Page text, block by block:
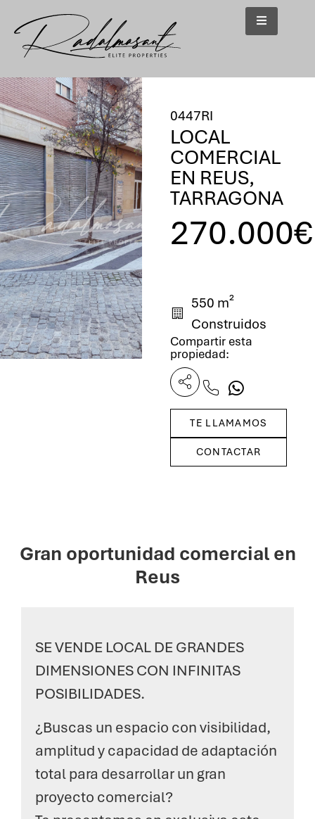
0447RI
LOCAL
COMERCIAL
EN REUS,
TARRAGONA
270.000€
550 m²
Construidos
Compartir esta
propiedad:
TE LLAMAMOS
CONTACTAR
Gran oportunidad comercial en
Reus
SE VENDE LOCAL DE GRANDES
DIMENSIONES CON INFINITAS
POSIBILIDADES.
¿Buscas un espacio con visibilidad,
amplitud y capacidad de adaptación
total para desarrollar un gran
proyecto comercial?